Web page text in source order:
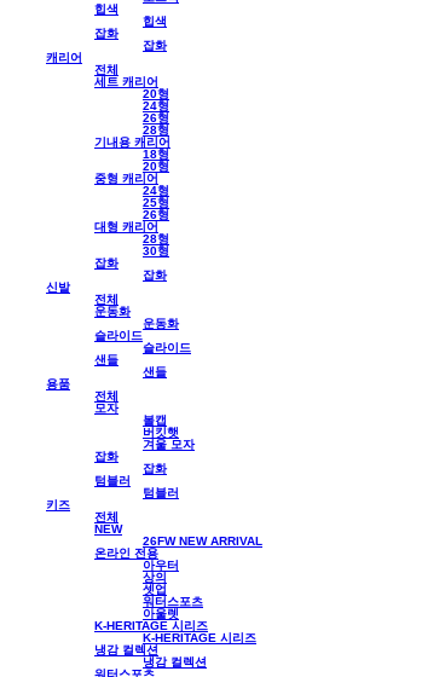
힙색
힙색
잡화
잡화
캐리어
전체
세트 캐리어
20형
24형
26형
28형
기내용 캐리어
18형
20형
중형 캐리어
24형
25형
26형
대형 캐리어
28형
30형
잡화
잡화
신발
전체
운동화
운동화
슬라이드
슬라이드
샌들
샌들
용품
전체
모자
볼캡
버킷햇
겨울 모자
잡화
잡화
텀블러
텀블러
키즈
전체
NEW
26FW NEW ARRIVAL
온라인 전용
아우터
상의
셋업
워터스포츠
아울렛
K-HERITAGE 시리즈
K-HERITAGE 시리즈
냉감 컬렉션
냉감 컬렉션
워터스포츠